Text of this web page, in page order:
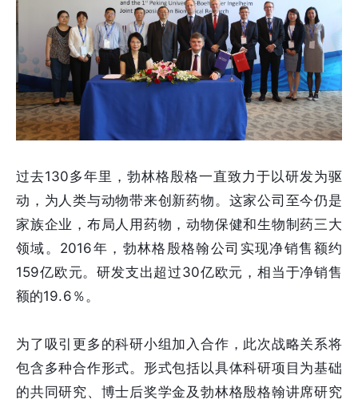
过去130多年里，勃林格殷格一直致力于以研发为驱
动，为人类与动物带来创新药物。这家公司至今仍是
家族企业，布局人用药物，动物保健和生物制药三大
领域。2016年，勃林格殷格翰公司实现净销售额约
159亿欧元。研发支出超过30亿欧元，相当于净销售
额的19.6％。
为了吸引更多的科研小组加入合作，此次战略关系将
包含多种合作形式。形式包括以具体科研项目为基础
的共同研究、博士后奖学金及勃林格殷格翰讲席研究